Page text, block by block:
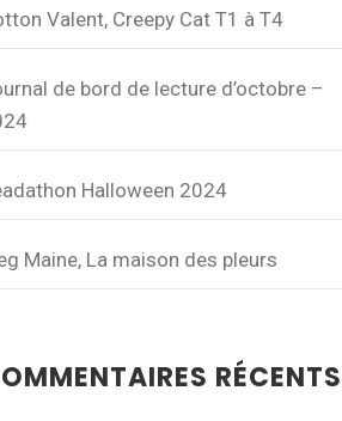
Valent, Creepy Cat T1 à T4
de bord de lecture d’octobre –
Halloween 2024
Maine, La maison des pleurs
RÉCENTS